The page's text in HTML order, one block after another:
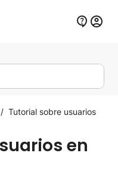
/ Tutorial sobre usuarios
en